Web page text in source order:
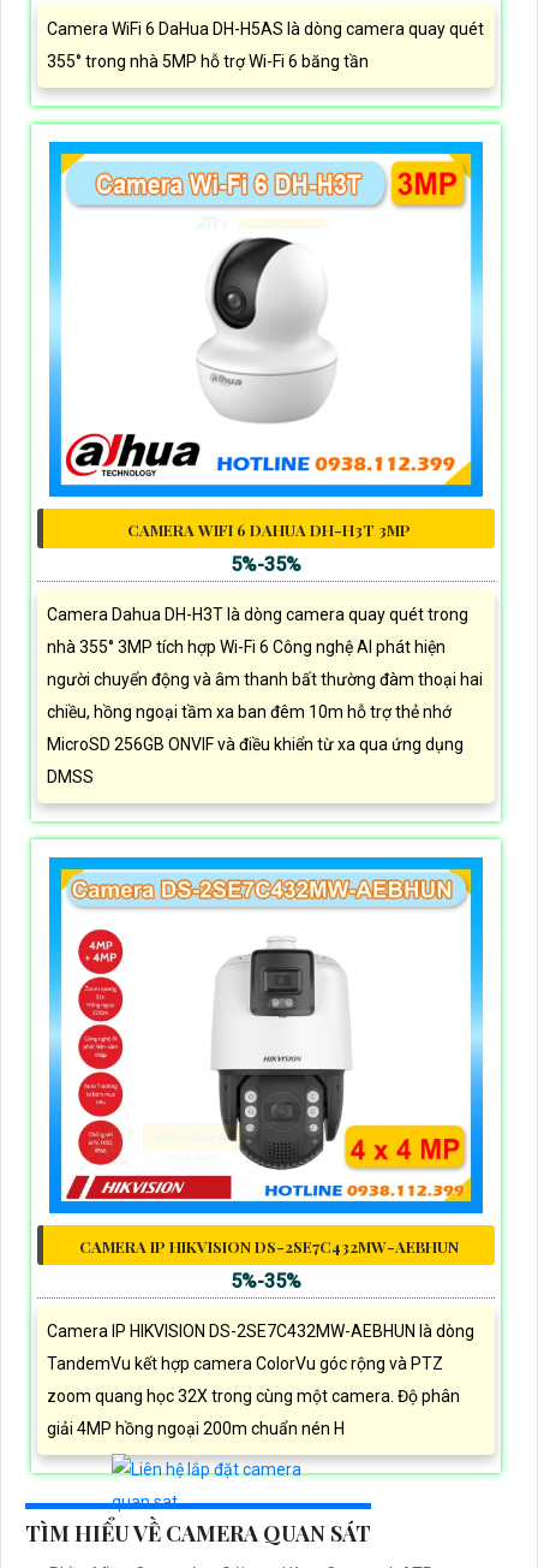
Camera WiFi 6 DaHua DH-H5AS là dòng camera quay quét
355° trong nhà 5MP hỗ trợ Wi-Fi 6 băng tần
CAMERA WIFI 6 DAHUA DH-H3T 3MP
5%-35%
Camera Dahua DH-H3T là dòng camera quay quét trong
nhà 355° 3MP tích hợp Wi-Fi 6 Công nghệ AI phát hiện
người chuyển động và âm thanh bất thường đàm thoại hai
chiều, hồng ngoại tầm xa ban đêm 10m hỗ trợ thẻ nhớ
MicroSD 256GB ONVIF và điều khiển từ xa qua ứng dụng
DMSS
CAMERA IP HIKVISION DS-2SE7C432MW-AEBHUN
5%-35%
Camera IP HIKVISION DS-2SE7C432MW-AEBHUN là dòng
TandemVu kết hợp camera ColorVu góc rộng và PTZ
zoom quang học 32X trong cùng một camera. Độ phân
giải 4MP hồng ngoại 200m chuẩn nén H
TÌM HIỂU VỀ CAMERA QUAN SÁT